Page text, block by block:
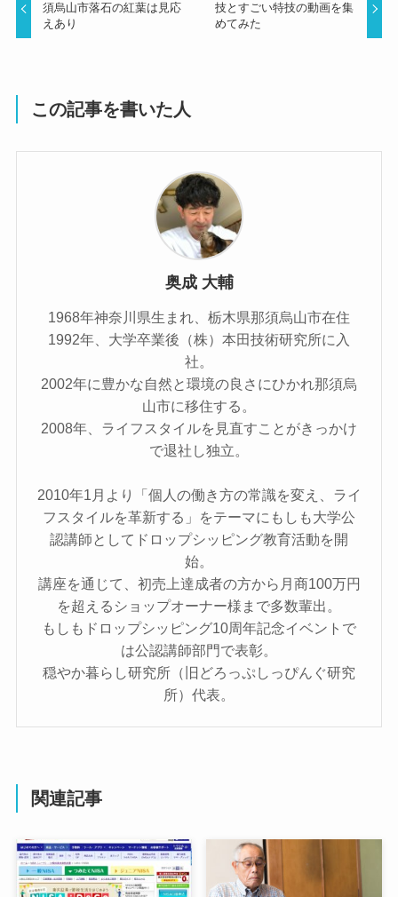
須烏山市落石の紅葉は見応
えあり
技とすごい特技の動画を集
めてみた
この記事を書いた人
奥成 大輔
1968年神奈川県生まれ、栃木県那須烏山市在住
1992年、大学卒業後（株）本田技術研究所に入
社。
2002年に豊かな自然と環境の良さにひかれ那須烏
山市に移住する。
2008年、ライフスタイルを見直すことがきっかけ
で退社し独立。
2010年1月より「個人の働き方の常識を変え、ライ
フスタイルを革新する」をテーマにもしも大学公
認講師としてドロップシッピング教育活動を開
始。
講座を通じて、初売上達成者の方から月商100万円
を超えるショップオーナー様まで多数輩出。
もしもドロップシッピング10周年記念イベントで
は公認講師部門で表彰。
穏やか暮らし研究所（旧どろっぷしっぴんぐ研究
所）代表。
関連記事